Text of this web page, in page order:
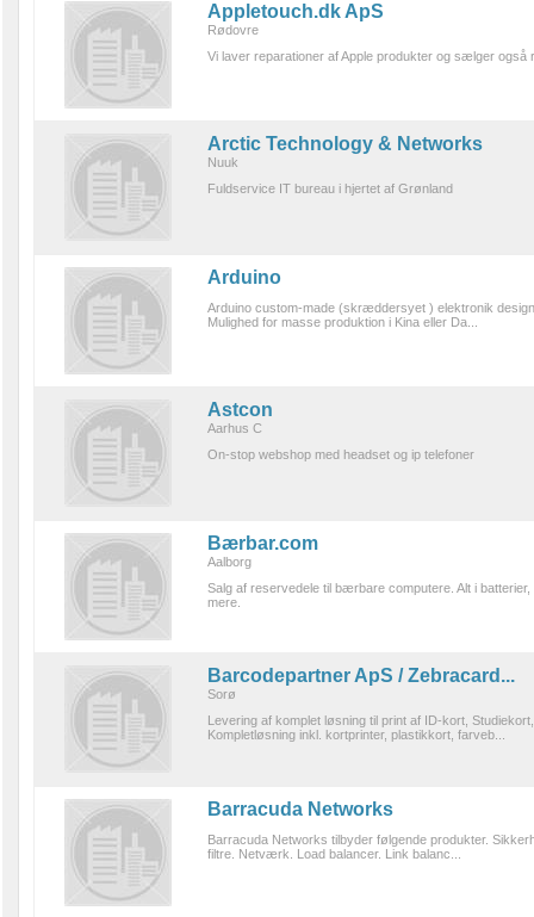
Appletouch.dk ApS
Rødovre
Vi laver reparationer af Apple produkter og sælger også
Arctic Technology & Networks
Nuuk
Fuldservice IT bureau i hjertet af Grønland
Arduino
Arduino custom-made (skræddersyet ) elektronik
Mulighed for masse produktion i Kina eller Da...
Astcon
Aarhus C
On-stop webshop med headset og ip telefoner
Bærbar.com
Aalborg
Salg af reservedele til bærbare computere. Alt i
mere.
Barcodepartner ApS / Zebracard...
Sorø
Levering af komplet løsning til print af ID-kort,
Kompletløsning inkl. kortprinter, plastikkort, farveb...
Barracuda Networks
Barracuda Networks tilbyder følgende produkter.
filtre. Netværk. Load balancer. Link balanc...